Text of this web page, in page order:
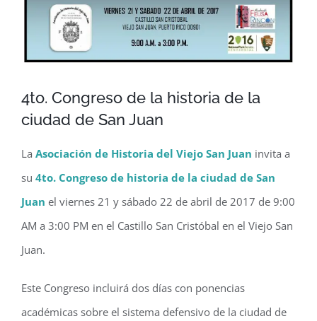
4to. Congreso de la historia de la
ciudad de San Juan
La Asociación de Historia del Viejo San Juan invita a
su 4to. Congreso de historia de la ciudad de San
Juan el viernes 21 y sábado 22 de abril de 2017 de 9:00
AM a 3:00 PM en el Castillo San Cristóbal en el Viejo San
Juan.
Este Congreso incluirá dos días con ponencias
académicas sobre el sistema defensivo de la ciudad de